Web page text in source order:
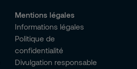
Mentions légales
Informations légales
Politique de
confidentialité
Divulgation responsable